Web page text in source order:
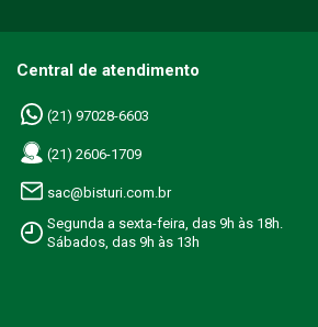
Central de atendimento
(21) 97028-6603
(21) 2606-1709
sac@bisturi.com.br
Segunda a sexta-feira, das 9h às 18h.
Sábados, das 9h às 13h